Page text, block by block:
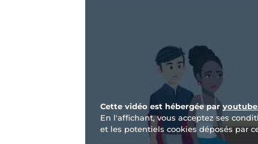
Cette vidéo est hébergée par
En l'affichant, vous acceptez ses
et les potentiels cookies déposés par